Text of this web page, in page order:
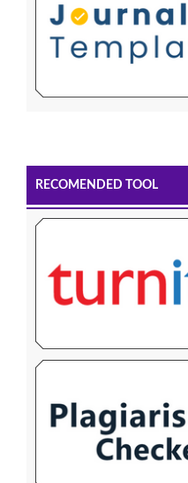
RECOMENDED TOOL